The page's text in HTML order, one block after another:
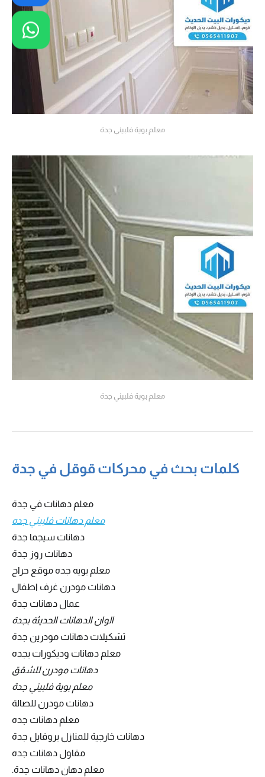
معلم بوية فلبيني جدة
معلم بوية فلبيني جدة
كلمات بحث في محركات قوقل في جدة
معلم دهانات في جدة
معلم دهانات فلبيني جده
دهانات سيجما جدة
دهانات روز جدة
معلم بويه جده موقع حراج
دهانات مودرن غرف اطفال
عمال دهانات جدة
الوان الدهانات الحديثة بجدة
تشكيلات دهانات مودرين جدة
معلم دهانات وديكورات بجده
دهانات مودرن للشقق
معلم بوية فلبيني جدة
دهانات مودرن للصالة
معلم دهانات جده
دهانات خارجية للمنازل بروفايل جدة
مقاول دهانات جده
معلم دهان دهانات جدة.